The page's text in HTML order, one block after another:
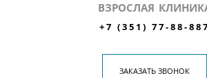
ВЗРОСЛАЯ
+7 (351) 77-88-887
ЗАКАЗАТЬ ЗВОНОК